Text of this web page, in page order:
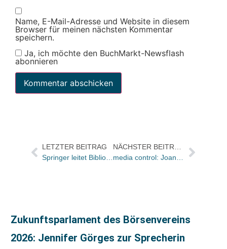
Name, E-Mail-Adresse und Website in diesem
Browser für meinen nächsten Kommentar
speichern.
Ja, ich möchte den BuchMarkt-Newsflash
abonnieren
LETZTER BEITRAG
Springer leitet Bibliothekskunden weltweit auf SpringerLink um
Zukunftsparlament des Börsenvereins
2026: Jennifer Görges zur Sprecherin